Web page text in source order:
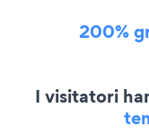
200%
I visitatori